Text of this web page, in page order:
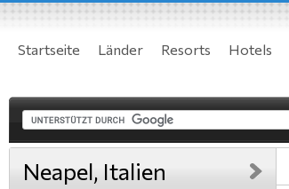
Startseite Länder Resorts Hotels
Neapel, Italien